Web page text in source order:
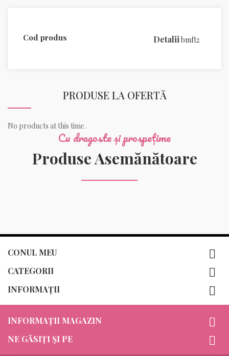
Detaliibmft2
Cod produs
PRODUSE LA OFERTĂ
No products at this time.
Cu dragoste și prospețime
Produse Asemănătoare
CONUL MEU 
CATEGORII 
INFORMAȚII 
INFORMAȚII MAGAZIN 
NE GĂSIȚI ȘI PE 